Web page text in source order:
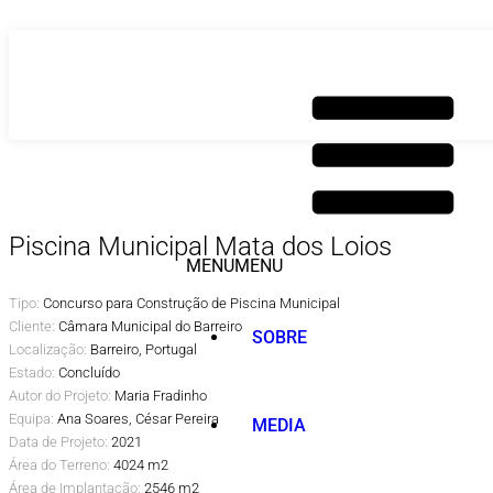
MENUMENU
SOBRE
MEDIA
Piscina Municipal Mata dos Loios
Tipo: Concurso para Construção de Piscina Municipal
Cliente: Câmara Municipal do Barreiro
Localização: Barreiro, Portugal
Estado: Concluído
Autor do Projeto: Maria Fradinho
Equipa: Ana Soares, César Pereira
Data de Projeto: 2021
Área do Terreno: 4024 m2
Área de Implantação: 2546 m2